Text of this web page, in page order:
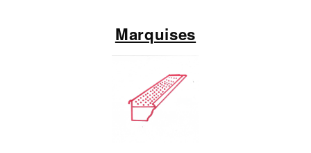
Marquises